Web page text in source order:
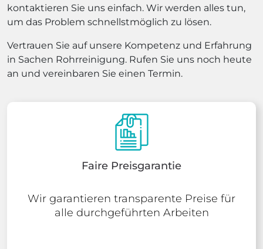
kontaktieren Sie uns einfach. Wir werden alles tun,
um das Problem schnellstmöglich zu lösen.
Vertrauen Sie auf unsere Kompetenz und Erfahrung
in Sachen Rohrreinigung. Rufen Sie uns noch heute
an und vereinbaren Sie einen Termin.
Faire Preisgarantie
Wir garantieren transparente Preise für
alle durchgeführten Arbeiten